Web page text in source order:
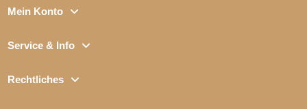
Mein Konto
Service & Info
Rechtliches